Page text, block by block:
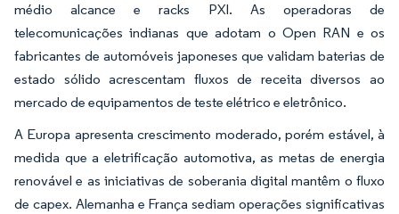
médio alcance e racks PXI. As operadoras de
telecomunicações indianas que adotam o Open RAN e os
fabricantes de automóveis japoneses que validam baterias de
estado sólido acrescentam fluxos de receita diversos ao
mercado de equipamentos de teste elétrico e eletrônico.
A Europa apresenta crescimento moderado, porém estável, à
medida que a eletrificação automotiva, as metas de energia
renovável e as iniciativas de soberania digital mantêm o fluxo
de capex. Alemanha e França sediam operações significativas